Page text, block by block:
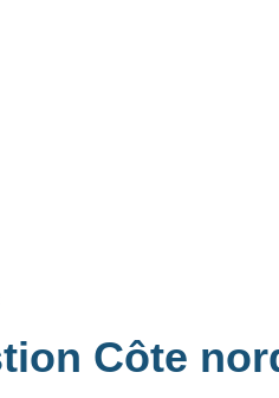
Côte